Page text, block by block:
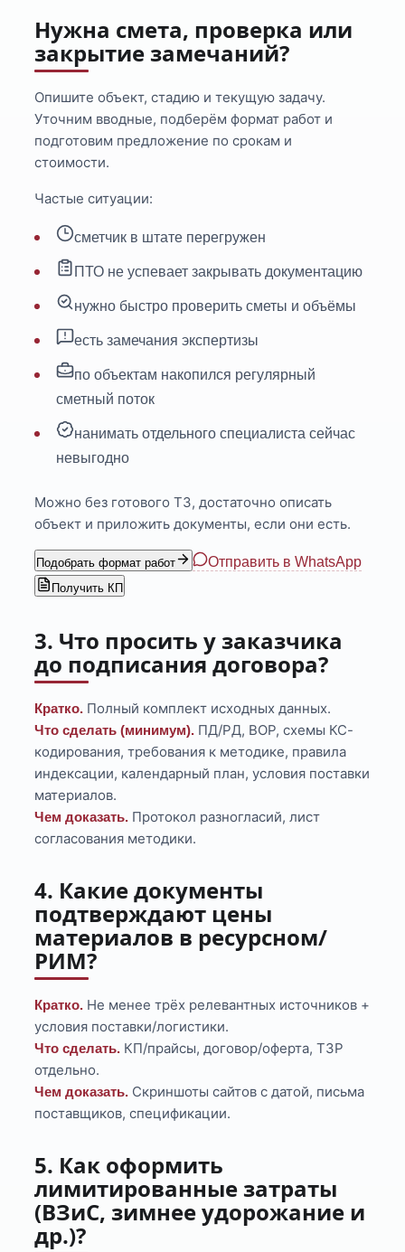
Нужна смета, проверка или
закрытие замечаний?
Опишите объект, стадию и текущую задачу.
Уточним вводные, подберём формат работ и
подготовим предложение по срокам и
стоимости.
Частые ситуации:
сметчик в штате перегружен
ПТО не успевает закрывать документацию
нужно быстро проверить сметы и объёмы
есть замечания экспертизы
по объектам накопился регулярный
сметный поток
нанимать отдельного специалиста сейчас
невыгодно
Можно без готового ТЗ, достаточно описать
объект и приложить документы, если они есть.
Подобрать формат работ Отправить в WhatsApp
Получить КП
3. Что просить у заказчика
до подписания договора?
Кратко. Полный комплект исходных данных.
Что сделать (минимум). ПД/РД, ВОР, схемы КС-
кодирования, требования к методике, правила
индексации, календарный план, условия поставки
материалов.
Чем доказать. Протокол разногласий, лист
согласования методики.
4. Какие документы
подтверждают цены
материалов в ресурсном/
РИМ?
Кратко. Не менее трёх релевантных источников +
условия поставки/логистики.
Что сделать. КП/прайсы, договор/оферта, ТЗР
отдельно.
Чем доказать. Скриншоты сайтов с датой, письма
поставщиков, спецификации.
5. Как оформить
лимитированные затраты
(ВЗиС, зимнее удорожание и
др.)?